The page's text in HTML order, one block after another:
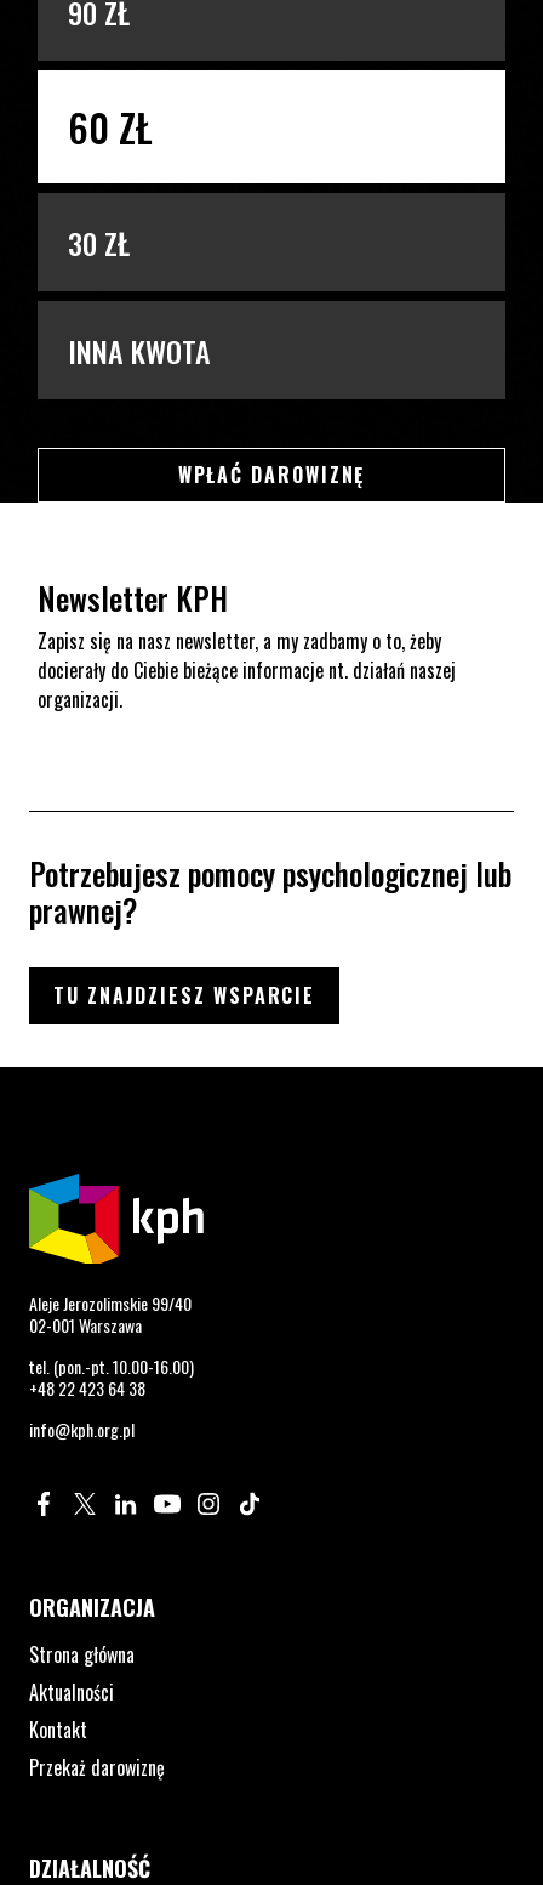
90 ZŁ
60 ZŁ
30 ZŁ
INNA KWOTA
WPŁAĆ DAROWIZNĘ
Newsletter KPH
Zapisz się na nasz newsletter, a my zadbamy o to, żeby
docierały do Ciebie bieżące informacje nt. działań naszej
organizacji.
Potrzebujesz pomocy psychologicznej lub
prawnej?
TU ZNAJDZIESZ WSPARCIE
Aleje Jerozolimskie 99/40
02-001 Warszawa
tel. (pon.-pt. 10.00-16.00)
+48 22 423 64 38
info@kph.org.pl
Profil na Facebook. Strona otwiera się w nowym oknie.
Profil na Twitter. Strona otwiera się w nowym oknie.
Profil na LinkedIn. Strona otwiera się w nowym oknie.
Profil na YouTube. Strona otwiera się w nowym
Profil na Instagram. Strona otwiera się
ORGANIZACJA
Strona główna
Aktualności
Kontakt
Przekaż darowiznę
DZIAŁALNOŚĆ